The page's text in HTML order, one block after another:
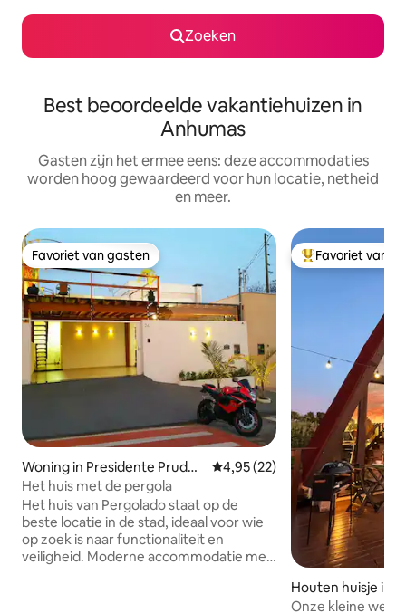
Zoeken
Best beoordeelde vakantiehuizen in
Anhumas
Gasten zijn het ermee eens: deze accommodaties
worden hoog gewaardeerd voor hun locatie, netheid
en meer.
Favoriet van gasten
Favoriet van gasten
Woning in Presidente Pruden
te
Gemiddelde beoordeling van
4,95 (22)
Het huis met de pergola
Het huis van Pergolado staat op de
beste locatie in de stad, ideaal voor wie
op zoek is naar functionaliteit en
veiligheid. Moderne accommodatie met
Topfavoriet van
Favoriet van
Houten huisje in
Onze kleine